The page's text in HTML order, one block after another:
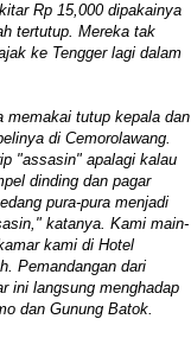
Rp 15,000 dipakainya
tertutup. Mereka tak
ke Tengger lagi dalam
memakai tutup kepala dan
di Cemorolawang.
"assasin" apalagi kalau
dinding dan pagar
pura-pura menjadi
katanya. Kami main-
kami di Hotel
Pemandangan dari
ini langsung menghadap
dan Gunung Batok.